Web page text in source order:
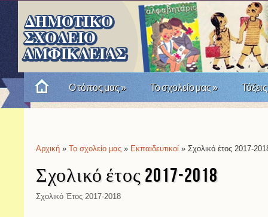
Ο τόπος μας» Το σχολείο μας» Τάξεις
Είστε εδώ
Αρχική » Το σχολείο μας » Εκπαιδευτικοί » Σχολικό έτος 2017-
Σχολικό έτος 2017-2018
Σχολικό Έτος 2017-2018